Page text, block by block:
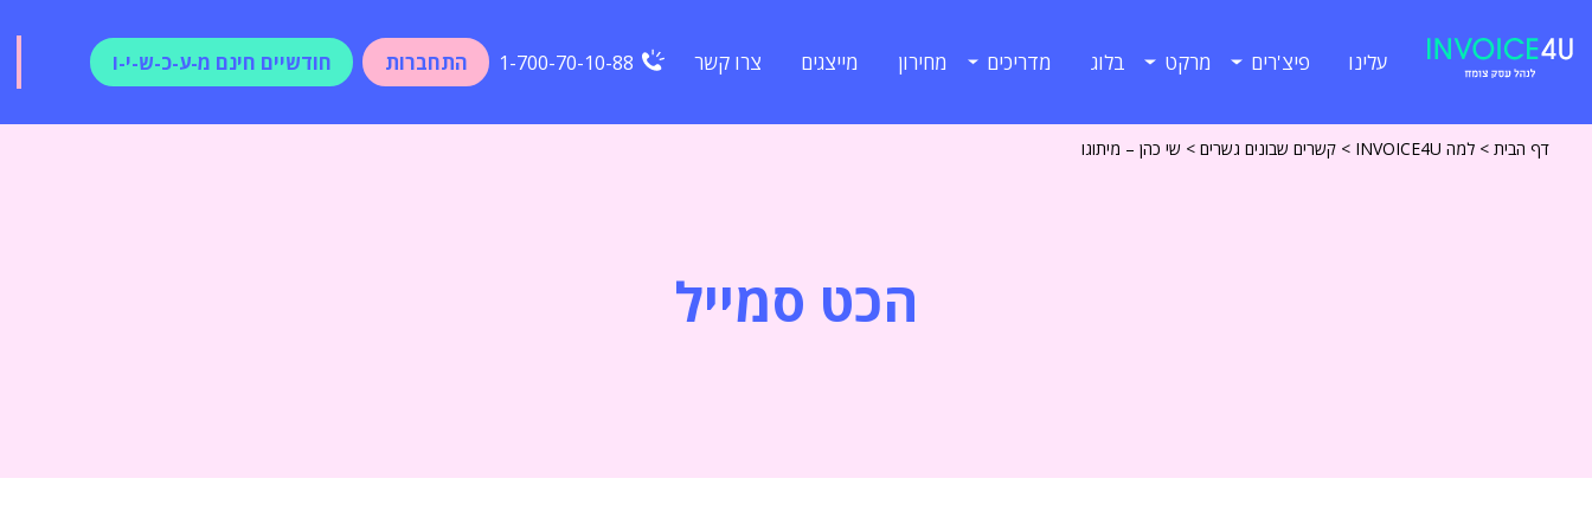
עלינו פיצ'רים מרקט בלוג מדריכים מחירון מייצגים צרו קשר 1-700-70-10-88 התחברות חודשיים חינם מ-ע-כ-ש-י-ו
דף הבית > למה INVOICE4U > קשרים שבונים גשרים > שי כהן – מיתוגו
הכט סמייל